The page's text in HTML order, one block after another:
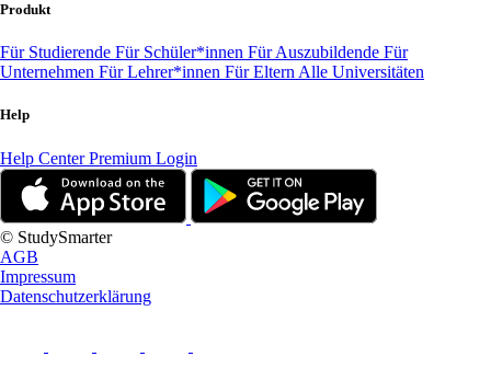
Produkt
Für Studierende Für Schüler*innen Für Auszubildende Für
Unternehmen Für Lehrer*innen Für Eltern Alle Universitäten
Help
Help CenterPremium Login
© StudySmarter
AGB
Impressum
Datenschutzerklärung